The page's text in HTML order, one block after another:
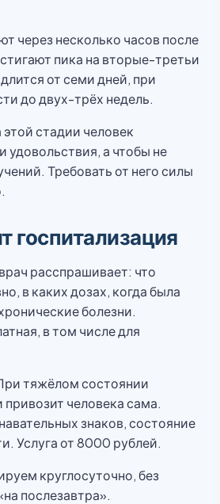
через несколько часов после
пика на вторые-третьи
от семи дней, при
до двух-трёх недель.
стадии человек
удовольствия, а чтобы не
Требовать от него силы
госпитализация
расспрашивает: что
в каких дозах, когда была
болезни.
в том числе для
тяжёлом состоянии
человека сама.
знаков, состояние
Услуга от 8000 рублей.
круглосуточно, без
послезавтра».